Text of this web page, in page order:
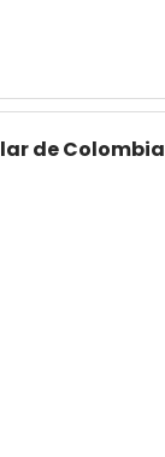
de Colombia